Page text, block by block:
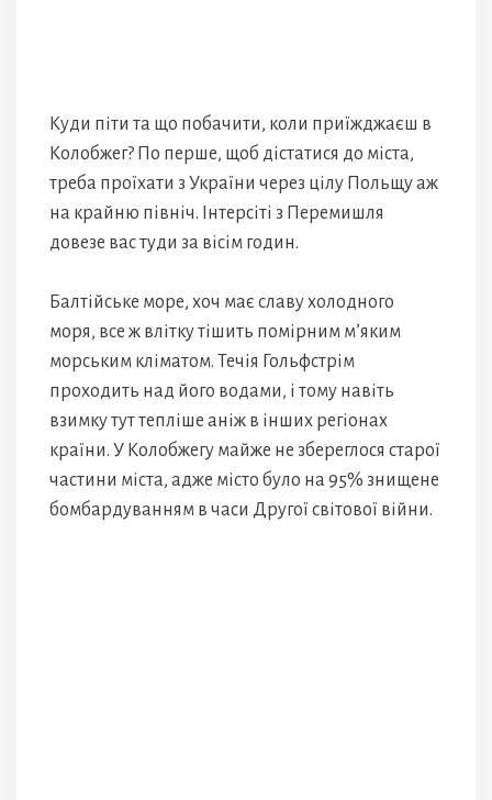
Куди піти та що побачити, коли приїжджаєш в
Колобжег? По перше, щоб дістатися до міста,
треба проїхати з України через цілу Польщу аж
на крайню північ. Інтерсіті з Перемишля
довезе вас туди за вісім годин.
Балтійське море, хоч має славу холодного
моря, все ж влітку тішить помірним м’яким
морським кліматом. Течія Гольфстрім
проходить над його водами, і тому навіть
взимку тут тепліше аніж в інших регіонах
країни. У Колобжегу майже не збереглося старої
частини міста, адже місто було на 95% знищене
бомбардуванням в часи Другої світової війни.